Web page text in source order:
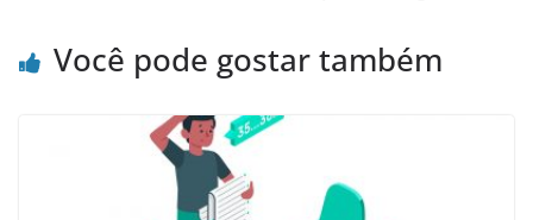
Você pode gostar também